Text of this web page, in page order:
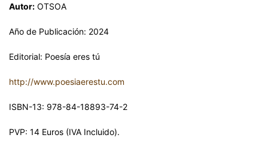
Autor: OTSOA
Año de Publicación: 2024
Editorial: Poesía eres tú
http://www.poesiaerestu.com
ISBN-13: 978-84-18893-74-2
PVP: 14 Euros (IVA Incluido).